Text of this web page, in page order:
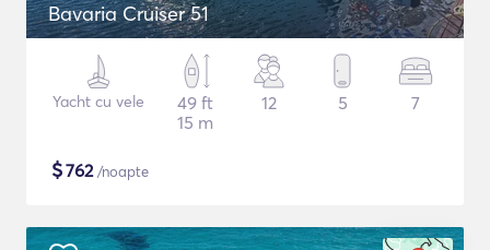
Bavaria Cruiser 51
Yacht cu vele
49 ft
15 m
12 5 7
$762/noapte